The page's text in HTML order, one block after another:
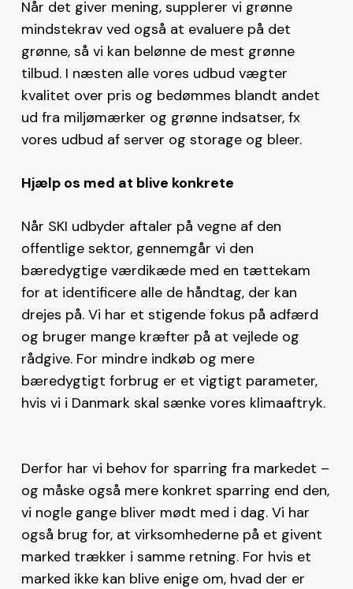
Når det giver mening, supplerer vi grønne
mindstekrav ved også at evaluere på det
grønne, så vi kan belønne de mest grønne
tilbud. I næsten alle vores udbud vægter
kvalitet over pris og bedømmes blandt andet
ud fra miljømærker og grønne indsatser, fx
vores udbud af server og storage og bleer.
Hjælp os med at blive konkrete
Når SKI udbyder aftaler på vegne af den
offentlige sektor, gennemgår vi den
bæredygtige værdikæde med en tættekam
for at identificere alle de håndtag, der kan
drejes på. Vi har et stigende fokus på adfærd
og bruger mange kræfter på at vejlede og
rådgive. For mindre indkøb og mere
bæredygtigt forbrug er et vigtigt parameter,
hvis vi i Danmark skal sænke vores klimaaftryk.
Derfor har vi behov for sparring fra markedet –
og måske også mere konkret sparring end den,
vi nogle gange bliver mødt med i dag. Vi har
også brug for, at virksomhederne på et givent
marked trækker i samme retning. For hvis et
marked ikke kan blive enige om, hvad der er